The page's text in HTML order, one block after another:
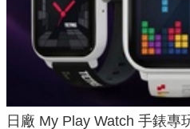
日廠 My Play Watch 手錶專